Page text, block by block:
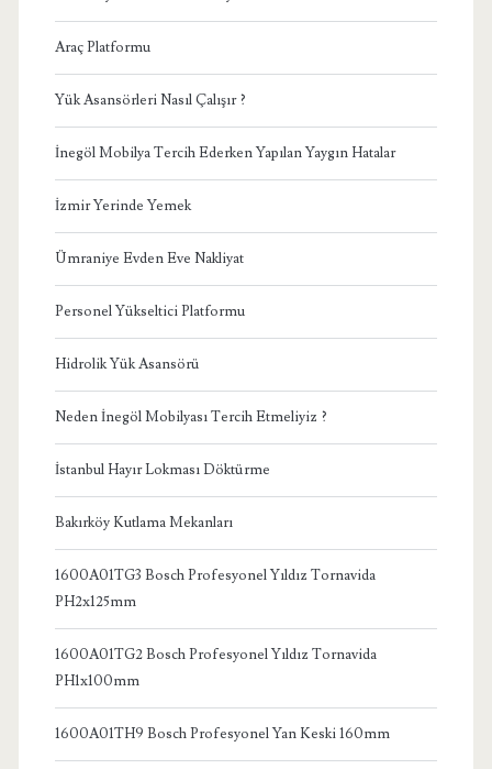
Araç Platformu
Yük Asansörleri Nasıl Çalışır ?
İnegöl Mobilya Tercih Ederken Yapılan Yaygın Hatalar
İzmir Yerinde Yemek
Ümraniye Evden Eve Nakliyat
Personel Yükseltici Platformu
Hidrolik Yük Asansörü
Neden İnegöl Mobilyası Tercih Etmeliyiz ?
İstanbul Hayır Lokması Döktürme
Bakırköy Kutlama Mekanları
1600A01TG3 Bosch Profesyonel Yıldız Tornavida
PH2x125mm
1600A01TG2 Bosch Profesyonel Yıldız Tornavida
PH1x100mm
1600A01TH9 Bosch Profesyonel Yan Keski 160mm